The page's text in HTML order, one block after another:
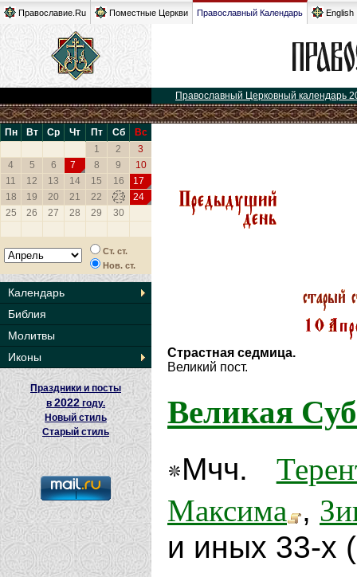
Православие.Ru Поместные Церкви Православный Календарь English
Православный Церковный календарь
Пн Вт Ср Чт Пт Сб
Вс
1
2
3
4
5 6 7 8 9
10
11
12 13 14 15 16
17
18
19 20 21 22 23
24
25
26 27 28 29 30
Ст. ст.
Нов. ст.
Календарь
Библия
Молитвы
Иконы
Праздники и посты
в2022 году.
Новый стиль
Старый стиль
Страстная седмица.
Великий пост.
Великая
Мчч.
Максима ,
и иных 33-х